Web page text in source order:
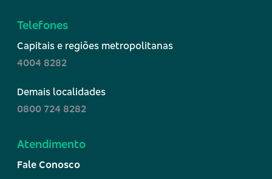
Telefones
Capitais e regiões metropolitanas
4004 8282
Demais localidades
0800 724 8282
Atendimento
Fale Conosco